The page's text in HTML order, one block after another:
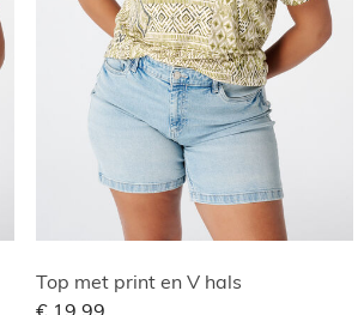
Top met print en V hals